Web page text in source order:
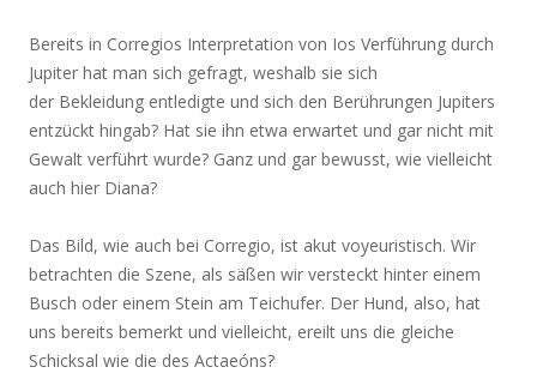
Bereits in Corregios Interpretation von Ios Verführung durch
Jupiter hat man sich gefragt, weshalb sie sich
der Bekleidung entledigte und sich den Berührungen Jupiters
entzückt hingab? Hat sie ihn etwa erwartet und gar nicht mit
Gewalt verführt wurde? Ganz und gar bewusst, wie vielleicht
auch hier Diana?
Das Bild, wie auch bei Corregio, ist akut voyeuristisch. Wir
betrachten die Szene, als säßen wir versteckt hinter einem
Busch oder einem Stein am Teichufer. Der Hund, also, hat
uns bereits bemerkt und vielleicht, ereilt uns die gleiche
Schicksal wie die des Actaeóns?